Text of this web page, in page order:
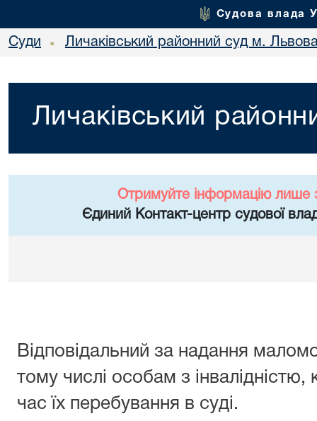
Судова влада
Суди • Личаківський районний суд м.
Личаківський
Отримуйте інформацію лише
Єдиний Контакт-центр судової
Відповідальний за надання
тому числі особам з інвалідністю,
час їх перебування в суді.